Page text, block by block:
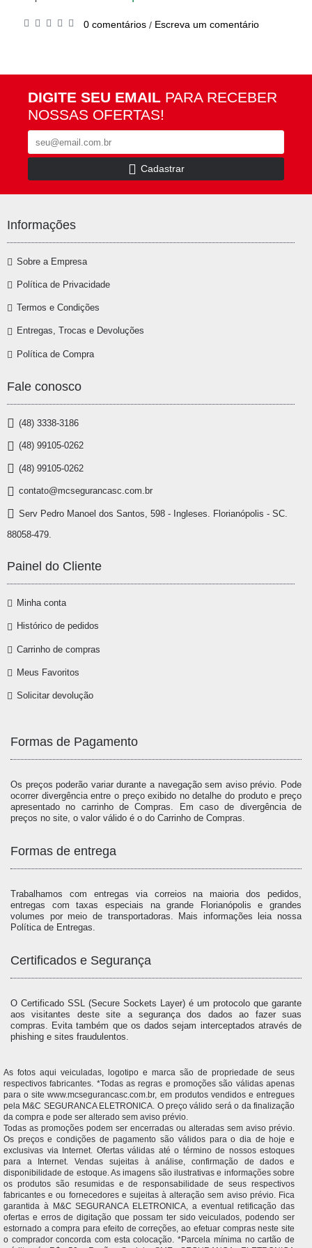
0 comentários / Escreva um comentário
DIGITE SEU EMAIL PARA RECEBER
NOSSAS OFERTAS!
Cadastrar
Informações
Sobre a Empresa
Política de Privacidade
Termos e Condições
Entregas, Trocas e Devoluções
Política de Compra
Fale conosco
(48) 3338-3186
(48) 99105-0262
(48) 99105-0262
contato@mcsegurancasc.com.br
Serv Pedro Manoel dos Santos, 598 - Ingleses. Florianópolis - SC.
88058-479.
Painel do Cliente
Minha conta
Histórico de pedidos
Carrinho de compras
Meus Favoritos
Solicitar devolução
Formas de Pagamento
Os preços poderão variar durante a navegação sem aviso prévio. Pode
ocorrer divergência entre o preço exibido no detalhe do produto e preço
apresentado no carrinho de Compras. Em caso de divergência de
preços no site, o valor válido é o do Carrinho de Compras.
Formas de entrega
Trabalhamos com entregas via correios na maioria dos pedidos,
entregas com taxas especiais na grande Florianópolis e grandes
volumes por meio de transportadoras. Mais informações leia nossa
Política de Entregas.
Certificados e Segurança
O Certificado SSL (Secure Sockets Layer) é um protocolo que garante
aos visitantes deste site a segurança dos dados ao fazer suas
compras. Evita também que os dados sejam interceptados através de
phishing e sites fraudulentos.
As fotos aqui veiculadas, logotipo e marca são de propriedade de seus
respectivos fabricantes. *Todas as regras e promoções são válidas apenas
para o site www.mcsegurancasc.com.br, em produtos vendidos e entregues
pela M&C SEGURANCA ELETRONICA. O preço válido será o da finalização
da compra e pode ser alterado sem aviso prévio.
Todas as promoções podem ser encerradas ou alteradas sem aviso prévio.
Os preços e condições de pagamento são válidos para o dia de hoje e
exclusivas via Internet. Ofertas válidas até o término de nossos estoques
para a Internet. Vendas sujeitas à análise, confirmação de dados e
disponibilidade de estoque. As imagens são ilustrativas e informações sobre
os produtos são resumidas e de responsabilidade de seus respectivos
fabricantes e ou fornecedores e sujeitas à alteração sem aviso prévio. Fica
garantida à M&C SEGURANCA ELETRONICA, a eventual retificação das
ofertas e erros de digitação que possam ter sido veiculados, podendo ser
estornado a compra para efeito de correções, ao efetuar compras neste site
o comprador concorda com esta colocação. *Parcela mínima no cartão de